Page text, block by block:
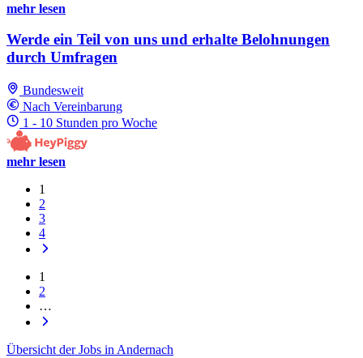
mehr lesen
Werde ein Teil von uns und erhalte Belohnungen
durch Umfragen
Bundesweit
Nach Vereinbarung
1 - 10 Stunden pro Woche
mehr lesen
1
2
3
4
1
2
…
Übersicht der Jobs in Andernach